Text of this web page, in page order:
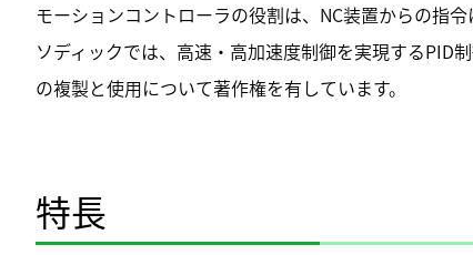
モーションコントローラの役割は、NC装置からの指
ソディックでは、高速・高加速度制御を実現するPID
の複製と使用について著作権を有しています。
特長